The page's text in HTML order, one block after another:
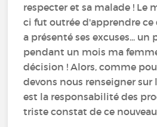
respecter et sa malade ! Le
ci fut outrée d'apprendre
a présenté ses excuses... un
pendant un mois ma
décision ! Alors, comme
devons nous renseigner sur
est la responsabilité des
triste constat de ce